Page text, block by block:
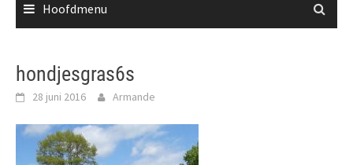
Hoofdmenu
hondjesgras6s
28 juni 2016 Armande